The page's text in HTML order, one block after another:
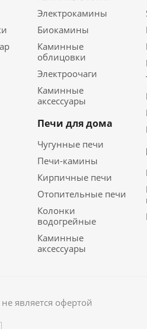
Электрокамины
Биокамины
Каминные
облицовки
Электроочаги
Каминные
аксессуары
Печи для дома
Чугунные печи
Печи-камины
Кирпичные печи
Отопительные печи
Колонки
водогрейные
Каминные
аксессуары
является офертой